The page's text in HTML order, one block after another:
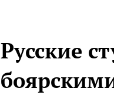
Русские